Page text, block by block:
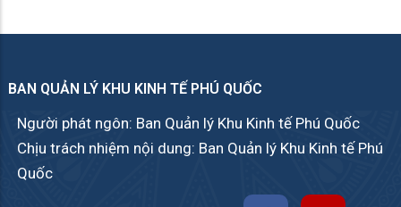
BAN QUẢN LÝ KHU KINH TẾ PHÚ QUỐC
Người phát ngôn: Ban Quản lý Khu Kinh tế Phú Quốc
Chịu trách nhiệm nội dung: Ban Quản lý Khu Kinh tế Phú
Quốc